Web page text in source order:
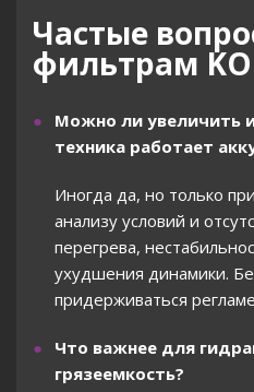
Частые
фильтрам
Можно ли увеличить
техника работает
Иногда да, но только
анализу условий и
перегрева,
ухудшения динамики.
придерживаться
Что важнее для
грязеемкость?